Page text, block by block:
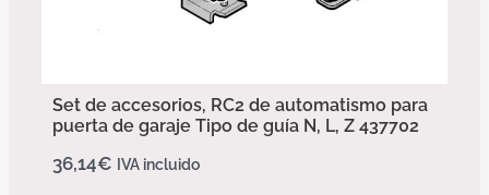
Set de accesorios, RC2 de automatismo para
puerta de garaje Tipo de guía N, L, Z 437702
36,14€ IVA incluido